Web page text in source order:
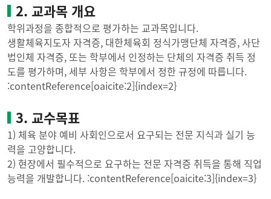
2. 교과목 개요
학위과정을 종합적으로 평가하는 교과목입니다.
생활체육지도자 자격증, 대한체육회 정식가맹단체 자격증, 사단
법인체 자격증, 또는 학부에서 인정하는 단체의 자격증 취득 정
도를 평가하며, 세부 사항은 학부에서 정한 규정에 따릅니다.
:contentReference[oaicite:2]{index=2}
3. 교수목표
1) 체육 분야 예비 사회인으로서 요구되는 전문 지식과 실기 능
력을 고양합니다.
2) 현장에서 필수적으로 요구하는 전문 자격증 취득을 통해 직업
능력을 개발합니다. :contentReference[oaicite:3]{index=3}